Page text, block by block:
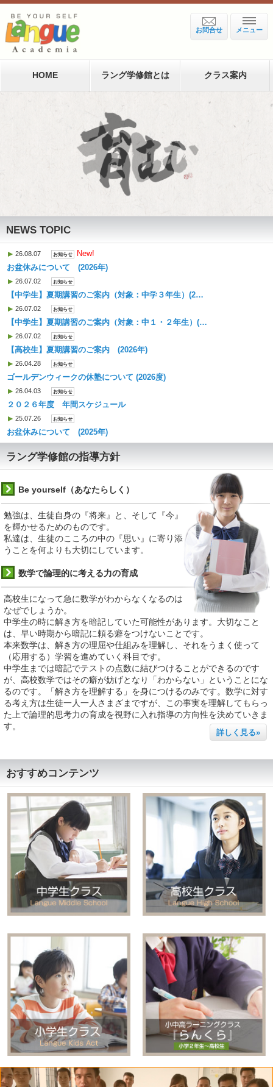
メニュー
お問合せ
HOME ラング学修館とは クラス案内
NEWS TOPIC
26.08.07 お知らせ
New!
お盆休みについて (2026年)
26.07.02 お知らせ
【中学生】夏期講習のご案内（対象：中学３年生）(2…
26.07.02 お知らせ
【中学生】夏期講習のご案内（対象：中１・２年生）(…
26.07.02 お知らせ
【高校生】夏期講習のご案内 (2026年)
26.04.28 お知らせ
ゴールデンウィークの休塾について (2026度)
26.04.03 お知らせ
２０２６年度 年間スケジュール
25.07.26 お知らせ
お盆休みについて (2025年)
ラング学修館の指導方針
Be yourself（あなたらしく）
勉強は、生徒自身の『将来』と、そして『今』
を輝かせるためのものです。
私達は、生徒のこころの中の『思い』に寄り添
うことを何よりも大切にしています。
数学で論理的に考える力の育成
高校生になって急に数学がわからなくなるのは
なぜでしょうか。
中学生の時に解き方を暗記していた可能性があります。大切なこと
は、早い時期から暗記に頼る癖をつけないことです。
本来数学は、解き方の理屈や仕組みを理解し、それをうまく使って
（応用する）学習を進めていく科目です。
中学生までは暗記でテストの点数に結びつけることができるのです
が、高校数学ではその癖が妨げとなり「わからない」ということにな
るのです。「解き方を理解する」を身につけるのみです。数学に対す
る考え方は生徒一人一人さまざまですが、この事実を理解してもらっ
た上で論理的思考力の育成を視野に入れ指導の方向性を決めていきま
す。
詳しく見る»
おすすめコンテンツ